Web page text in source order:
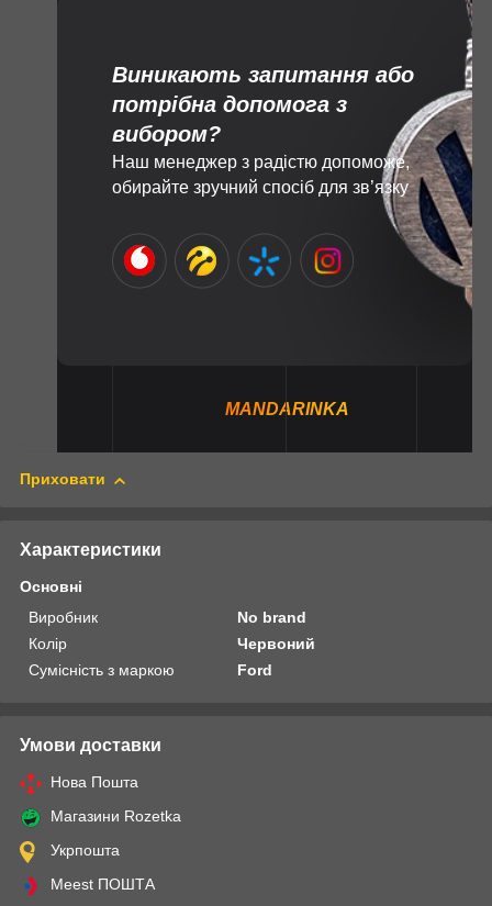
Виникають запитання або
потрібна допомога з
вибором?
Наш менеджер з радістю допоможе,
обирайте зручний спосіб для зв’язку
MANDARINKA
Приховати
Характеристики
Основні
Виробник
No brand
Колір
Червоний
Сумісність з маркою
Ford
Умови доставки
Нова Пошта
Магазини Rozetka
Укрпошта
Meest ПОШТА